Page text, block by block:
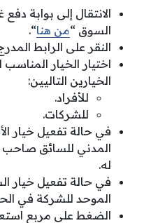
الانتقال إلى بوابة
السوق “من هنا“.
النقر على الرابط
اختيار الخيار
الخيارين التاليين:
للأفراد.
للشركات.
في حالة تفعيل خيار
المدني للسائق
له.
في حالة تفعيل خيار
الموحد للشركة في
الضغط على مربع